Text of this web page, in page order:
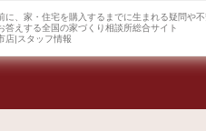
に、家・住宅を購入するまでに生まれる疑問や不
答えする全国の家づくり相談所総合サイト
|スタッフ情報